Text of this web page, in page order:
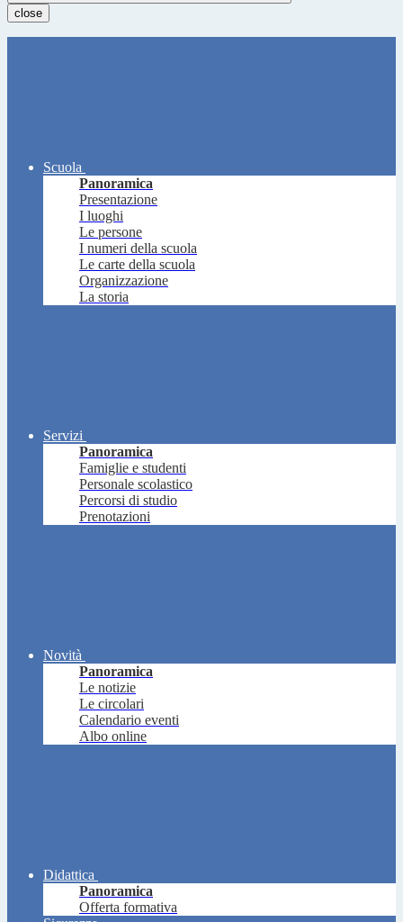
close
Scuola
Panoramica
Presentazione
I luoghi
Le persone
I numeri della scuola
Le carte della scuola
Organizzazione
La storia
Servizi
Panoramica
Famiglie e studenti
Personale scolastico
Percorsi di studio
Prenotazioni
Novità
Panoramica
Le notizie
Le circolari
Calendario eventi
Albo online
Didattica
Panoramica
Offerta formativa